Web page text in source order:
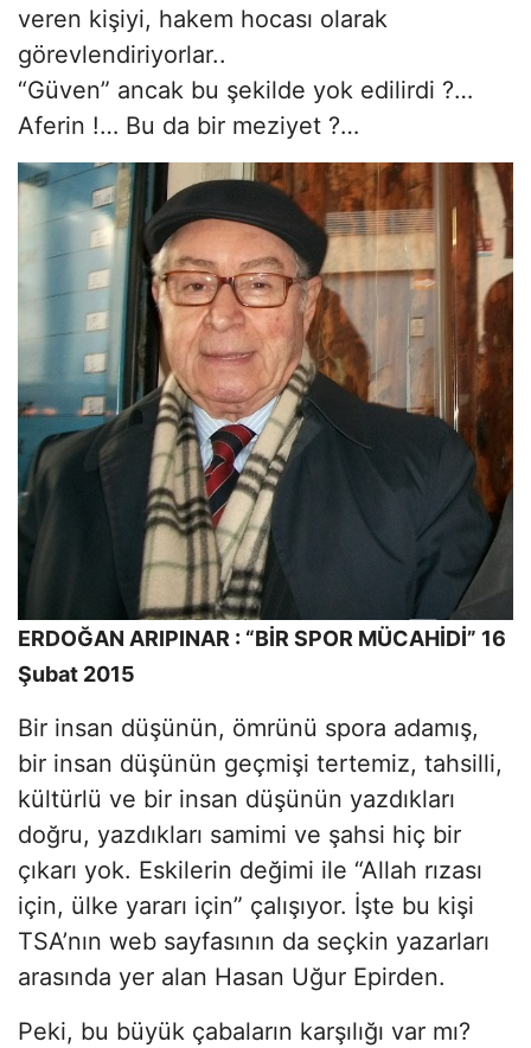
veren kişiyi, hakem hocası olarak
görevlendiriyorlar..
“Güven” ancak bu şekilde yok edilirdi ?…
Aferin !… Bu da bir meziyet ?…
ERDOĞAN ARIPINAR : “BİR SPOR MÜCAHİDİ” 16
Şubat 2015
Bir insan düşünün, ömrünü spora adamış,
bir insan düşünün geçmişi tertemiz, tahsilli,
kültürlü ve bir insan düşünün yazdıkları
doğru, yazdıkları samimi ve şahsi hiç bir
çıkarı yok. Eskilerin değimi ile “Allah rızası
için, ülke yararı için” çalışıyor. İşte bu kişi
TSA’nın web sayfasının da seçkin yazarları
arasında yer alan Hasan Uğur Epirden.
Peki, bu büyük çabaların karşılığı var mı?